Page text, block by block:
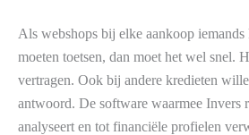
Als webshops bij elke aankoop
moeten toetsen, dan moet het wel snel.
vertragen. Ook bij andere kredieten
antwoord. De software waarmee Invers
analyseert en tot financiële profielen